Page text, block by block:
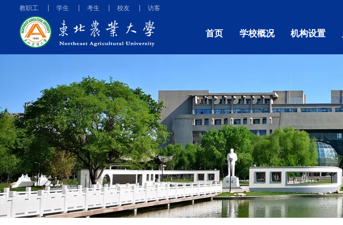
教职工 学生 考生 校友 访客
首页 学校概况 机构设置